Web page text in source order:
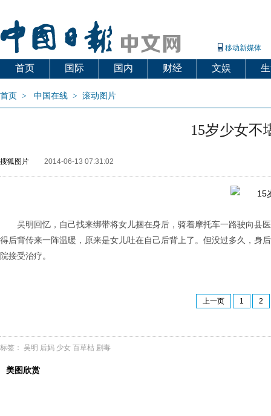
移动新媒体
首页 国际 国内 财经 文娱
首页 > 中国在线 > 滚动图片
15岁少女不
搜狐图片 2014-06-13 07:31:02
吴明回忆，自己找来绑带将女儿捆在身后，骑着摩托车一路驶向县
得后背传来一阵温暖，原来是女儿吐在自己后背上了。但没过多久，身
院接受治疗。
上一页 1 2
标签： 吴明 后妈 少女 百草枯 剧毒
美图欣赏